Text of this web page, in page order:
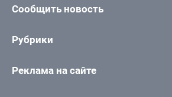
Сообщить новость
Рубрики
Реклама на сайте